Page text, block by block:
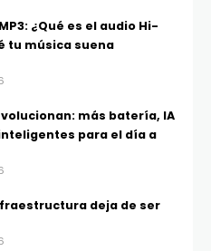
¿Qué es el audio Hi-
tu música suena
más batería, IA
para el día a
deja de ser